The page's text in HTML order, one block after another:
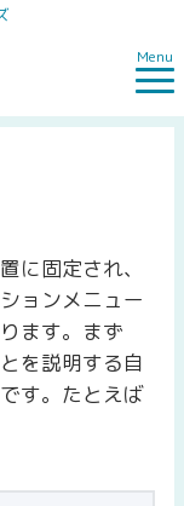
Menu
に固定され、
ョンメニュー
ます。まず
を説明する自
す。たとえば